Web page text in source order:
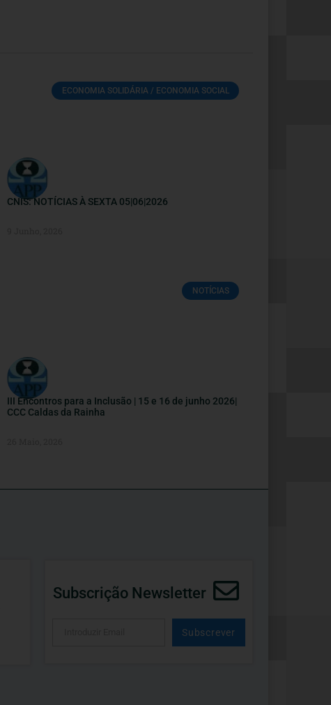
ECONOMIA SOLIDÁRIA / ECONOMIA SOCIAL
CNIS: NOTÍCIAS À SEXTA 05|06|2026
NOTÍCIAS
III Encontros para a Inclusão | 15 e 16 de junho 2026|
CCC Caldas da Rainha
Subscrição Newsletter
Subscrever